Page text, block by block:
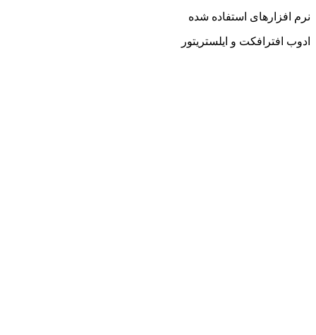
نرم افزارهای استفاده شده
ادوب افترافکت و ایلستریتور